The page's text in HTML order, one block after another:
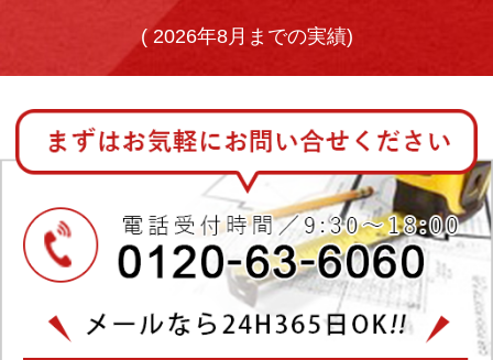
(2026年8月までの実績)